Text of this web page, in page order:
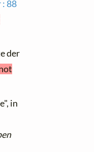
: 88
der
in